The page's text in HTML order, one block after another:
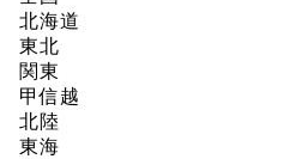
北海道
東北
関東
甲信越
北陸
東海